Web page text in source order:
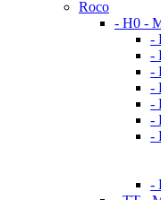
Roco
- H0 -
-
-
-
-
-
-
-
-